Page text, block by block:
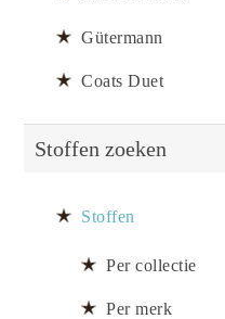
Gütermann
Coats Duet
Stoffen zoeken
Stoffen
Per collectie
Per merk